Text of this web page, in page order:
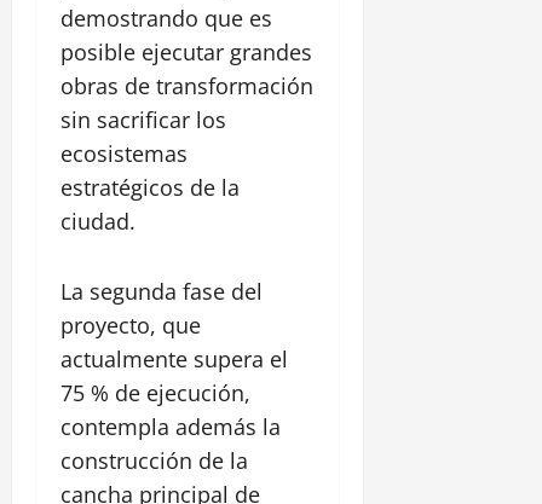
demostrando que es
posible ejecutar grandes
obras de transformación
sin sacrificar los
ecosistemas
estratégicos de la
ciudad.
La segunda fase del
proyecto, que
actualmente supera el
75 % de ejecución,
contempla además la
construcción de la
cancha principal de